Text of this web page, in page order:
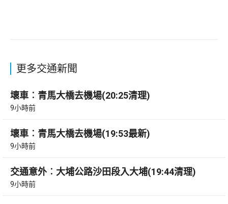
更多交通新聞
壞車︰青馬大橋去機場(20:25清理)
9小時前
壞車︰青馬大橋去機場(19:53最新)
9小時前
交通意外︰大埔公路沙田段入大埔(19:44清理)
9小時前